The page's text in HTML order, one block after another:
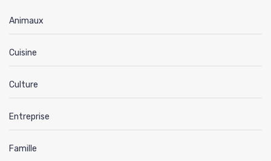
Animaux
Cuisine
Culture
Entreprise
Famille